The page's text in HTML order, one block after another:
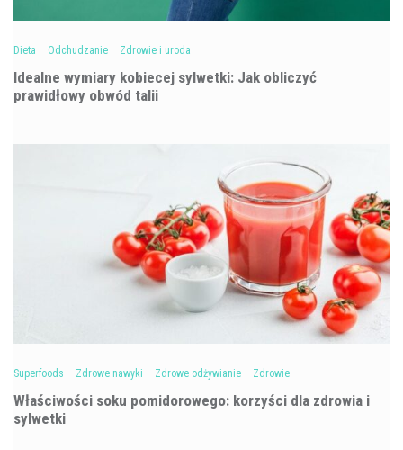
Dieta Odchudzanie Zdrowie i uroda
Idealne wymiary kobiecej sylwetki: Jak obliczyć
prawidłowy obwód talii
Superfoods Zdrowe nawyki Zdrowe odżywianie Zdrowie
Właściwości soku pomidorowego: korzyści dla zdrowia i
sylwetki